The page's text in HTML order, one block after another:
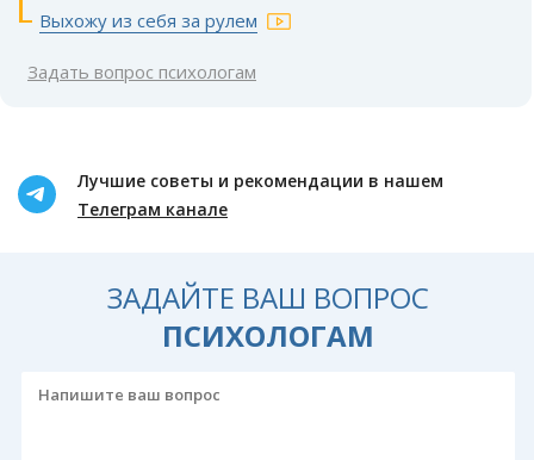
Выхожу из себя за рулем
Задать вопрос психологам
Лучшие советы и рекомендации в нашем
Телеграм канале
ЗАДАЙТЕ ВАШ ВОПРОС
ПСИХОЛОГАМ